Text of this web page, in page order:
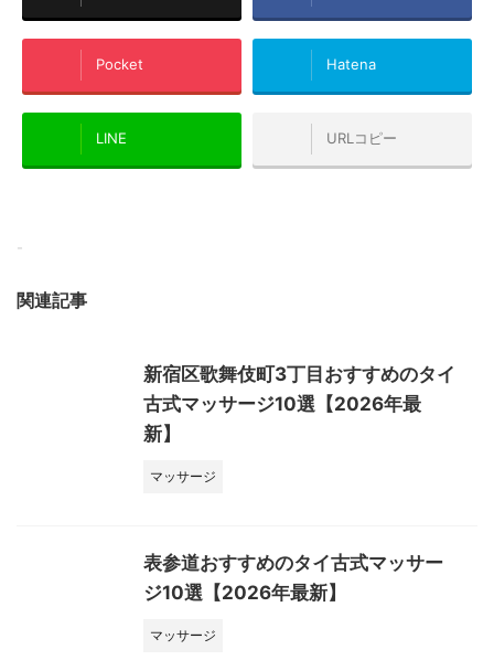
Pocket Hatena
LINE URLコピー
-
関連記事
新宿区歌舞伎町3丁目おすすめのタイ
古式マッサージ10選【2026年最
新】
マッサージ
表参道おすすめのタイ古式マッサー
ジ10選【2026年最新】
マッサージ